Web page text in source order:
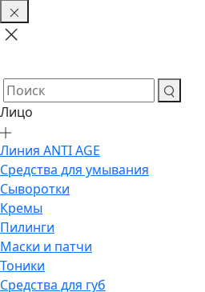
Лицо
Линия ANTI AGE
Средства для умывания
Сыворотки
Кремы
Пилинги
Маски и патчи
Тоники
Средства для губ